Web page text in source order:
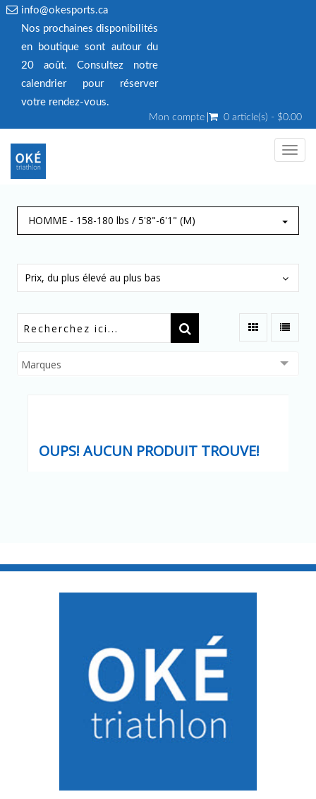
info@okesports.ca
Nos prochaines disponibilités
en boutique sont autour du
20 août. Consultez notre
calendrier pour réserver
votre rendez‑vous.
Mon compte 0 article(s) - $0.00
HOMME - 158-180 lbs / 5'8"-6'1" (M)
Prix, du plus élevé au plus bas
Marques
OUPS! AUCUN PRODUIT TROUVE!